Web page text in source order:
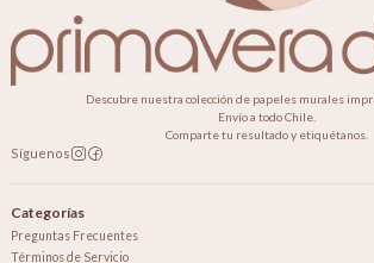
Descubre nuestra colección de papeles murales
Envío a todo Chile.
Comparte tu resultado y etiquétanos.
Síguenos
Categorías
Preguntas Frecuentes
Términos de Servicio